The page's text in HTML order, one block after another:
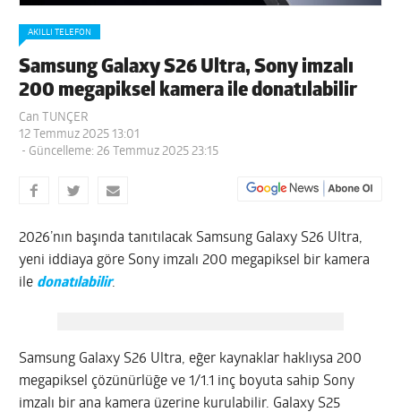
AKILLI TELEFON
Samsung Galaxy S26 Ultra, Sony imzalı
200 megapiksel kamera ile donatılabilir
Can TUNÇER
12 Temmuz 2025 13:01
- Güncelleme: 26 Temmuz 2025 23:15
2026’nın başında tanıtılacak Samsung Galaxy S26 Ultra,
yeni iddiaya göre Sony imzalı 200 megapiksel bir kamera
ile donatılabilir.
Samsung Galaxy S26 Ultra, eğer kaynaklar haklıysa 200
megapiksel çözünürlüğe ve 1/1.1 inç boyuta sahip Sony
imzalı bir ana kamera üzerine kurulabilir. Galaxy S25